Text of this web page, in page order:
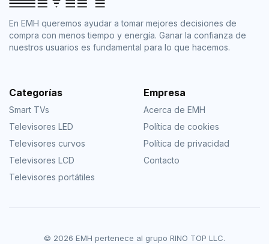
En EMH queremos ayudar a tomar mejores decisiones de
compra con menos tiempo y energía. Ganar la confianza de
nuestros usuarios es fundamental para lo que hacemos.
Categorías
Smart TVs
Televisores LED
Televisores curvos
Televisores LCD
Televisores portátiles
Empresa
Acerca de EMH
Política de cookies
Política de privacidad
Contacto
© 2026 EMH pertenece al grupo RINO TOP LLC.